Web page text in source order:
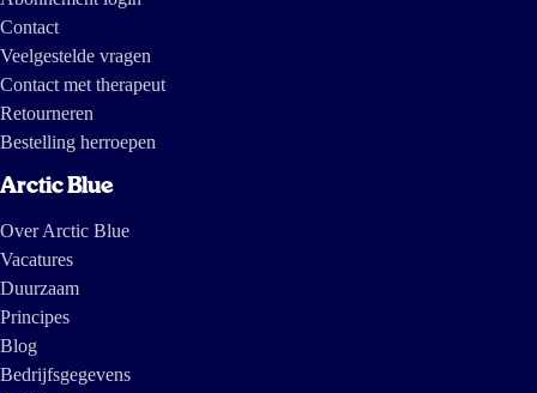
Contact
Veelgestelde vragen
Contact met therapeut
Retourneren
Bestelling herroepen
Arctic Blue
Over Arctic Blue
Vacatures
Duurzaam
Principes
Blog
Bedrijfsgegevens